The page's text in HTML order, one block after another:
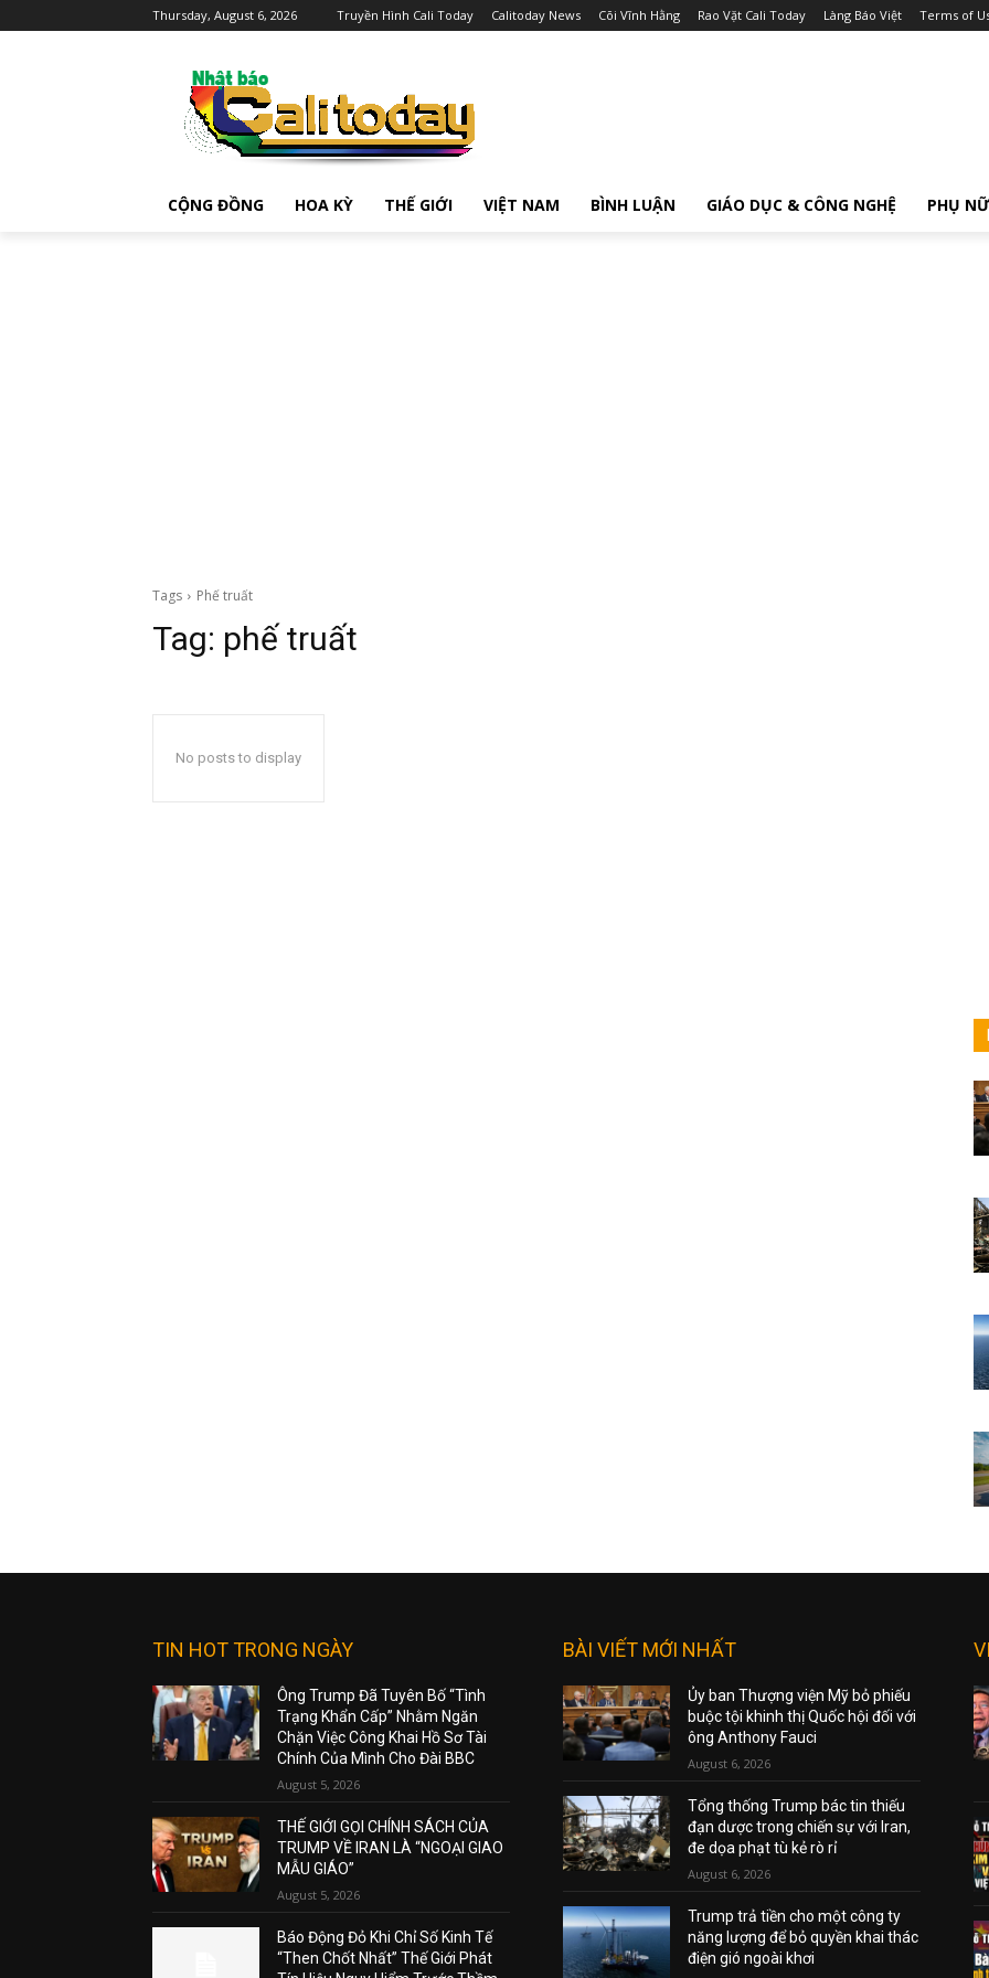
Thursday, August 6, 2026 Truyền Hình Cali Today Calitoday News Cõi Vĩnh Hằng Rao Vặt Cali Today Làng Báo Việt Terms of
CỘNG ĐỒNG HOA KỲ THẾ GIỚI VIỆT NAM BÌNH LUẬN GIÁO DỤC & CÔNG NGHỆ PHỤ NỮ
Tags Phế truất
Tag: phế truất
No posts to display
TIN HOT TRONG NGÀY
Ông Trump Đã Tuyên Bố “Tình
Trạng Khẩn Cấp” Nhằm Ngăn
Chặn Việc Công Khai Hồ Sơ Tài
Chính Của Mình Cho Đài BBC
August 5, 2026
THẾ GIỚI GỌI CHÍNH SÁCH CỦA
TRUMP VỀ IRAN LÀ “NGOẠI GIAO
MẪU GIÁO”
August 5, 2026
Báo Động Đỏ Khi Chỉ Số Kinh Tế
“Then Chốt Nhất” Thế Giới Phát
BÀI VIẾT MỚI NHẤT
Ủy ban Thượng viện Mỹ bỏ phiếu
buộc tội khinh thị Quốc hội đối với
ông Anthony Fauci
August 6, 2026
Tổng thống Trump bác tin thiếu
đạn dược trong chiến sự với Iran,
đe dọa phạt tù kẻ rò rỉ
August 6, 2026
Trump trả tiền cho một công ty
năng lượng để bỏ quyền khai thác
điện gió ngoài khơi